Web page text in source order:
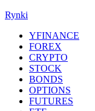
Rynki
YFINANCE
FOREX
CRYPTO
STOCK
BONDS
OPTIONS
FUTURES